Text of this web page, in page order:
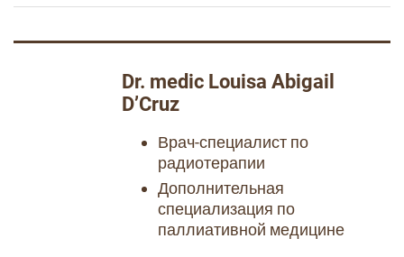
Dr. medic Louisa Abigail
D’Cruz
Врач-специалист по
радиотерапии
Дополнительная
специализация по
паллиативной медицине